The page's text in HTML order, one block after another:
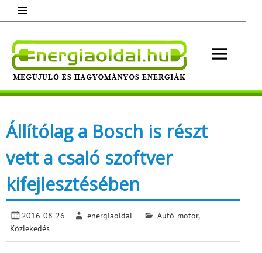
content
Megújuló és hagyományos energiák.
Állítólag a Bosch is részt
vett a csaló szoftver
kifejlesztésében
2016-08-26 energiaoldal Autó-motor,
Közlekedés